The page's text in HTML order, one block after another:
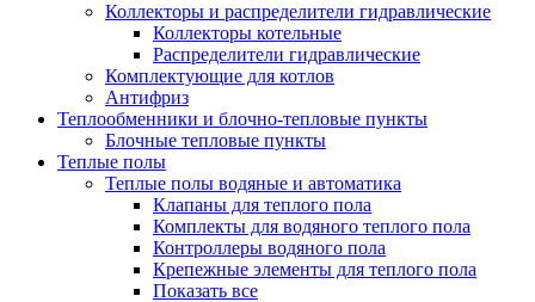
Коллекторы и распределители гидравлические
Коллекторы котельные
Распределители гидравлические
Комплектующие для котлов
Антифриз
Теплообменники и блочно-тепловые пункты
Блочные тепловые пункты
Теплые полы
Теплые полы водяные и автоматика
Клапаны для теплого пола
Комплекты для водяного теплого пола
Контроллеры водяного пола
Крепежные элементы для теплого пола
Показать все